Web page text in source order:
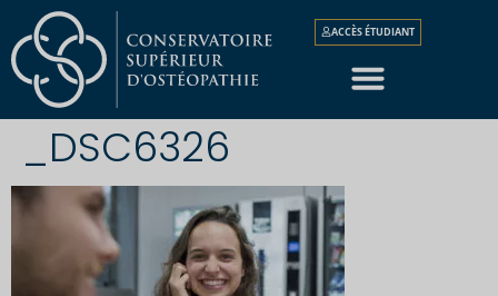
ACCÈS ÉTUDIANT
_DSC6326